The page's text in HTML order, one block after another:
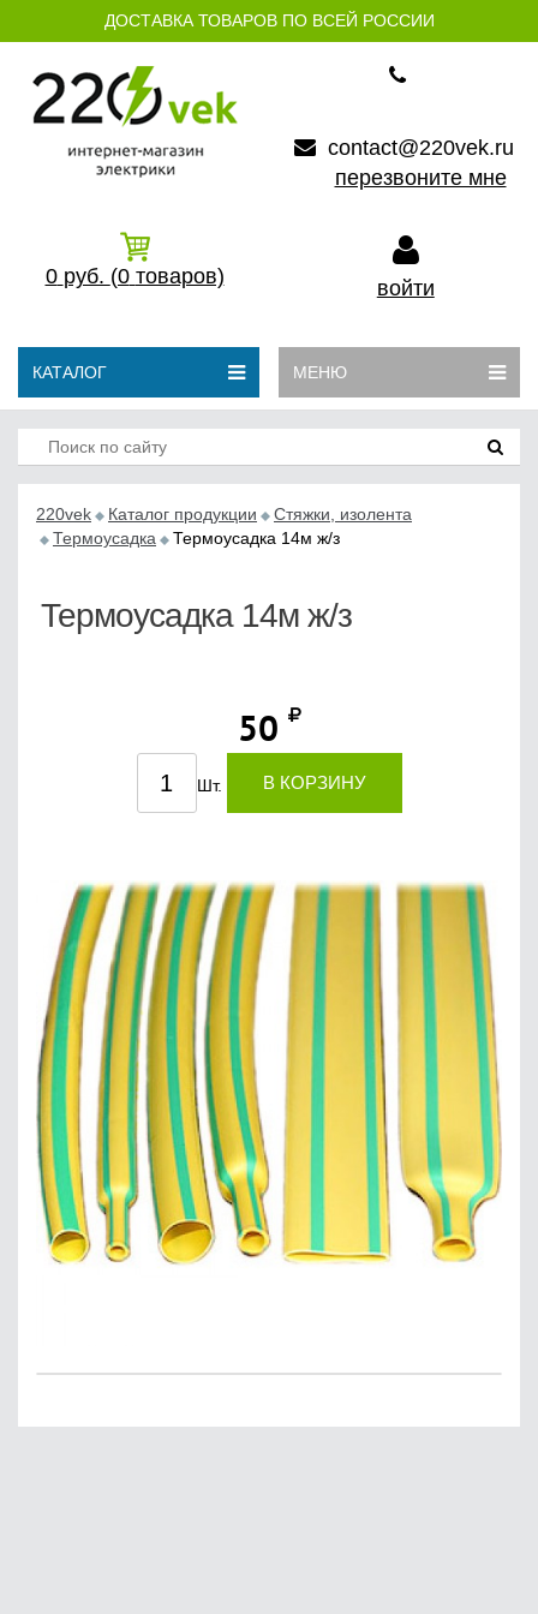
ДОСТАВКА ТОВАРОВ ПО ВСЕЙ РОССИИ
contact@220vek.ru
перезвоните мне
0 руб. (0 товаров) войти
КАТАЛОГ МЕНЮ
220vek Каталог продукции
Стяжки, изолента
Термоусадка
Термоусадка 14м ж/з
Термоусадка 14м ж/з
50
Шт. В КОРЗИНУ